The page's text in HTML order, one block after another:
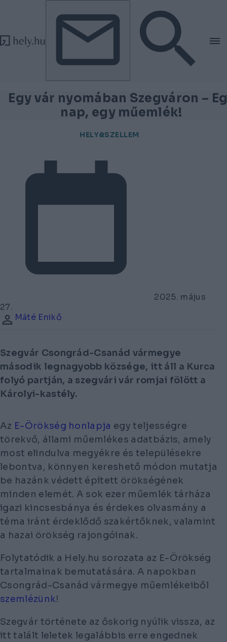
Tovább a tartalomhoz
Tovább a lábléchez
Egy vár nyomában Szegváron –
nap, egy műemlék!
HELY&SZELLEM
2025. május
27.
Máté Enikő
Szegvár Csongrád-Csanád vármegye
második legnagyobb községe, itt áll a Kurca
folyó partján, a szegvári vár romjai fölött a
Károlyi-kastély.
Az E-Örökség honlapja egy teljességre
törekvő, állami műemlékes adatbázis, amely
most elindulva megyékre és településekre
lebontva, könnyen kereshető módon mutatja
be hazánk védett épített örökségének
minden elemét. A sok ezer műemlék tárháza
igazi kincsesbánya és érdekes olvasmány a
téma iránt érdeklődő szakértőknek, valamint
a hazai örökség rajongóinak.
Folytatódik a Hely.hu sorozata az E-Örökség
tartalmainak bemutatására. A napokban
Csongrád-Csanád vármegye műemlékeiből
szemlézünk!
Szegvár története az őskorig nyúlik vissza, az
itt talált leletek legalábbis erre engednek